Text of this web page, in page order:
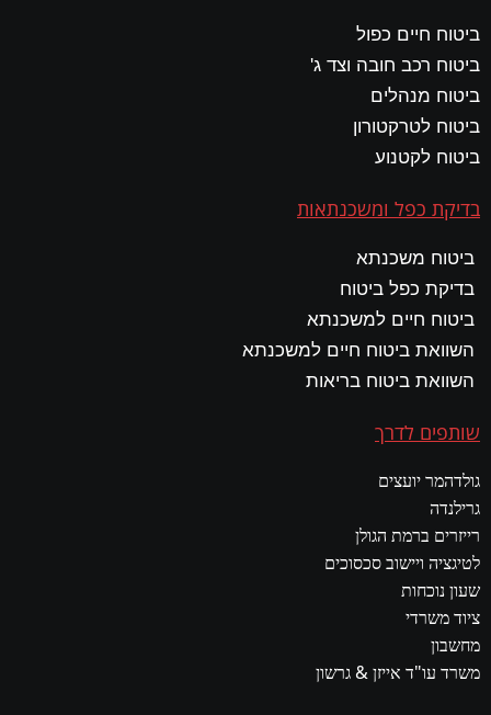
ביטוח חיים כפול
ביטוח רכב חובה וצד ג'
ביטוח מנהלים
ביטוח לטרקטורון
ביטוח לקטנוע
בדיקת כפל ומשכנתאות
ביטוח משכנתא
בדיקת כפל ביטוח
ביטוח חיים למשכנתא
השוואת ביטוח חיים למשכנתא
השוואת ביטוח בריאות
שותפים לדרך
גולדהמר יועצים
גרילנדה
רייזרים ברמת הגולן
לטיגציה ויישוב סכסוכים
שעון נוכחות
ציוד משרדי
מחשבון
משרד עו"ד אייזן & גרשון